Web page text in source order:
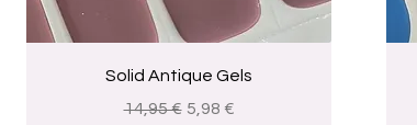
Visualização rápida
Solid Antique Gels
Preço normal
14,95 € Preço promocional
5,98 €